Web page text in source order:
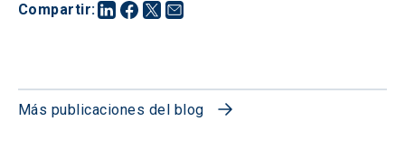
Compartir:
Más publicaciones del blog